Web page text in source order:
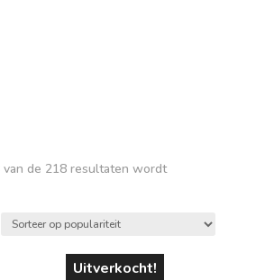
136
van de 218 resultaten wordt
Uitverkocht!